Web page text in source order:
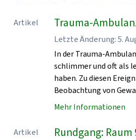
Artikel Trauma-
Letzte Änderung: 5.
In der Trauma-
schlimmer und oft als
haben. Zu diesen
Beobachtung von
Mehr Informationen
Artikel Rundgang: Raum